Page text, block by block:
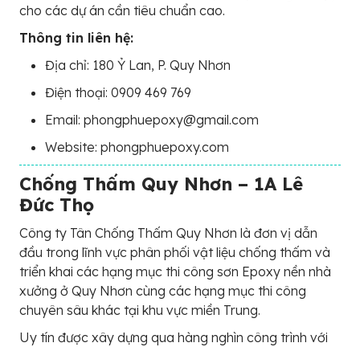
cho các dự án cần tiêu chuẩn cao.
Thông tin liên hệ:
Địa chỉ: 180 Ỷ Lan, P. Quy Nhơn
Điện thoại: 0909 469 769
Email: phongphuepoxy@gmail.com
Website: phongphuepoxy.com
Chống Thấm Quy Nhơn – 1A Lê
Đức Thọ
Công ty Tân Chống Thấm Quy Nhơn là đơn vị dẫn
đầu trong lĩnh vực phân phối vật liệu chống thấm và
triển khai các hạng mục thi công sơn Epoxy nền nhà
xưởng ở Quy Nhơn cùng các hạng mục thi công
chuyên sâu khác tại khu vực miền Trung.
Uy tín được xây dựng qua hàng nghìn công trình với